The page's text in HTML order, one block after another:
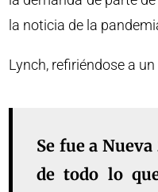
la noticia de la
Lynch, refiriéndose a
Se fue a
de todo lo